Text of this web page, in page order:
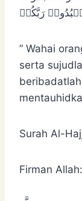
” Wahai
serta
Surah Al-
Firman Allah: